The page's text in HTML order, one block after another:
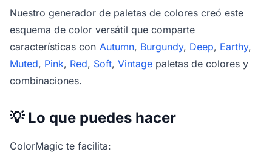
Nuestro generador de paletas de colores creó este
esquema de color versátil que comparte
características con Autumn, Burgundy, Deep, Earthy,
Muted, Pink, Red, Soft, Vintage paletas de colores y
combinaciones.
💡 Lo que puedes hacer
ColorMagic te facilita: